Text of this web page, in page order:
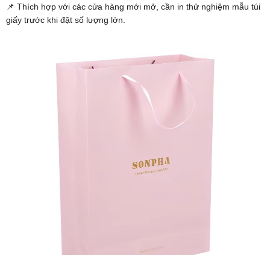
📌 Thích hợp với các cửa hàng mới mở, cần in thử nghiệm mẫu túi
giấy trước khi đặt số lượng lớn.